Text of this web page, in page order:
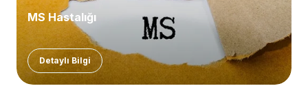
MS Hastalığı
Detaylı Bilgi